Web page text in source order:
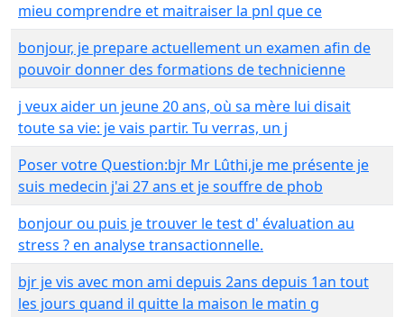
mieu comprendre et maitraiser la pnl que ce
bonjour, je prepare actuellement un examen afin de
pouvoir donner des formations de technicienne
j veux aider un jeune 20 ans, où sa mère lui disait
toute sa vie: je vais partir. Tu verras, un j
Poser votre Question:bjr Mr Lûthi,je me présente je
suis medecin j'ai 27 ans et je souffre de phob
bonjour ou puis je trouver le test d' évaluation au
stress ? en analyse transactionnelle.
bjr je vis avec mon ami depuis 2ans depuis 1an tout
les jours quand il quitte la maison le matin g